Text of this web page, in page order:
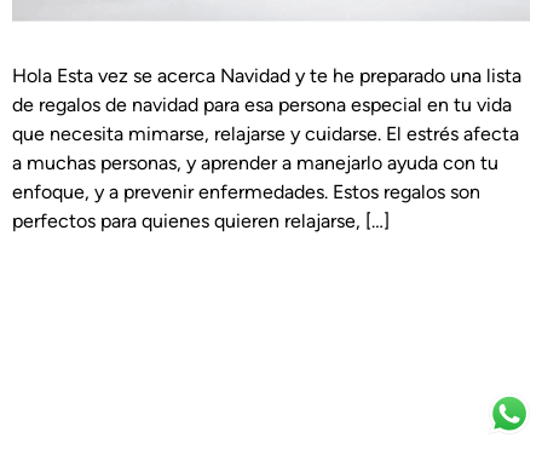
Hola Esta vez se acerca Navidad y te he preparado una lista
de regalos de navidad para esa persona especial en tu vida
que necesita mimarse, relajarse y cuidarse. El estrés afecta
a muchas personas, y aprender a manejarlo ayuda con tu
enfoque, y a prevenir enfermedades. Estos regalos son
perfectos para quienes quieren relajarse, […]